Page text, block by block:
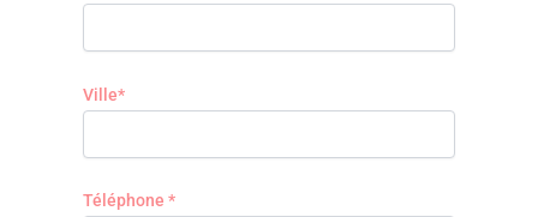
Ville*
Téléphone *